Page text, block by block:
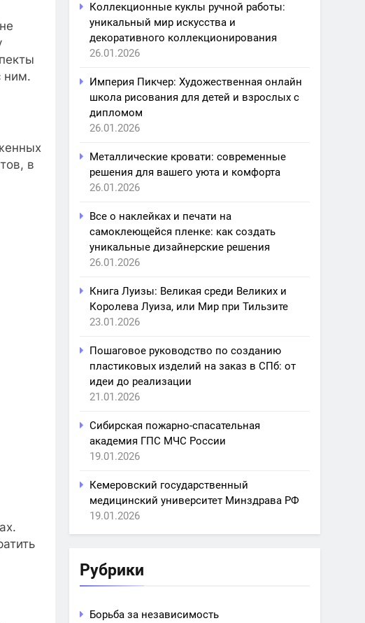
ним.
в
Коллекционные куклы ручной работы:
уникальный мир искусства и
декоративного коллекционирования
26.01.2026
Империя Пикчер: Художественная онлайн
школа рисования для детей и взрослых с
дипломом
26.01.2026
Металлические кровати: современные
решения для вашего уюта и комфорта
26.01.2026
Все о наклейках и печати на
самоклеющейся пленке: как создать
уникальные дизайнерские решения
26.01.2026
Книга Луизы: Великая среди Великих и
Королева Луиза, или Мир при Тильзите
23.01.2026
Пошаговое руководство по созданию
пластиковых изделий на заказ в СПб: от
идеи до реализации
21.01.2026
Сибирская пожарно-спасательная
академия ГПС МЧС России
19.01.2026
Кемеровский государственный
медицинский университет Минздрава РФ
19.01.2026
Рубрики
Борьба за независимость